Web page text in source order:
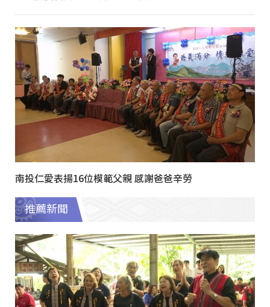
南投仁愛表揚16位模範父親 感謝爸爸辛勞
推薦新聞